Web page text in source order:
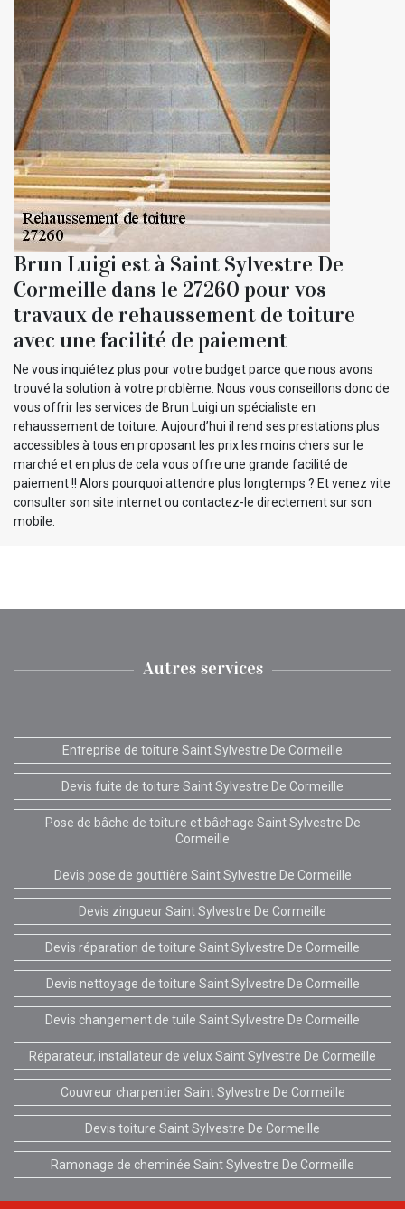
Brun Luigi est à Saint Sylvestre De
Cormeille dans le 27260 pour vos
travaux de rehaussement de toiture
avec une facilité de paiement
Ne vous inquiétez plus pour votre budget parce que nous avons
trouvé la solution à votre problème. Nous vous conseillons donc de
vous offrir les services de Brun Luigi un spécialiste en
rehaussement de toiture. Aujourd’hui il rend ses prestations plus
accessibles à tous en proposant les prix les moins chers sur le
marché et en plus de cela vous offre une grande facilité de
paiement !! Alors pourquoi attendre plus longtemps ? Et venez vite
consulter son site internet ou contactez-le directement sur son
mobile.
Autres services
Entreprise de toiture Saint Sylvestre De Cormeille
Devis fuite de toiture Saint Sylvestre De Cormeille
Pose de bâche de toiture et bâchage Saint Sylvestre De
Cormeille
Devis pose de gouttière Saint Sylvestre De Cormeille
Devis zingueur Saint Sylvestre De Cormeille
Devis réparation de toiture Saint Sylvestre De Cormeille
Devis nettoyage de toiture Saint Sylvestre De Cormeille
Devis changement de tuile Saint Sylvestre De Cormeille
Réparateur, installateur de velux Saint Sylvestre De Cormeille
Couvreur charpentier Saint Sylvestre De Cormeille
Devis toiture Saint Sylvestre De Cormeille
Ramonage de cheminée Saint Sylvestre De Cormeille